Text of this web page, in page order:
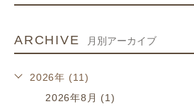
ARCHIVE 月別アーカイブ
2026年 (11)
2026年8月 (1)